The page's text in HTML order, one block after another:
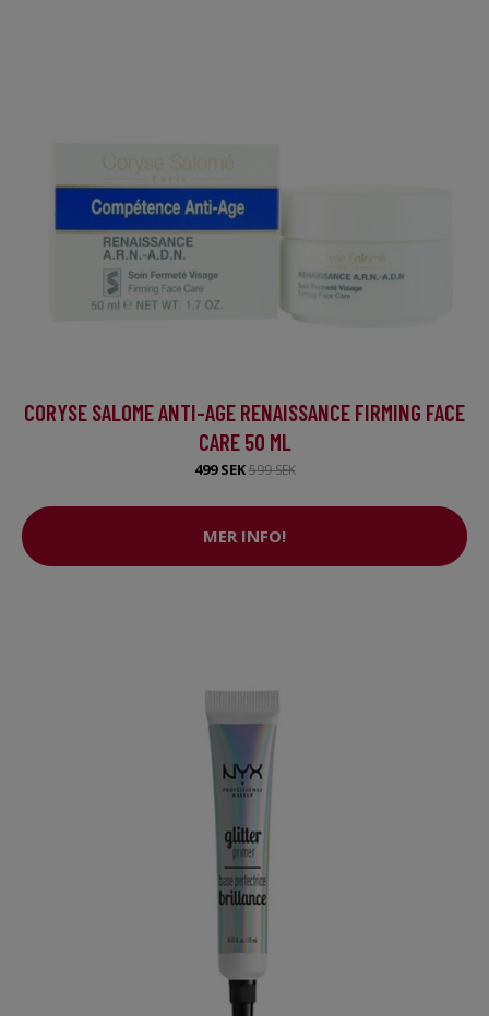
CORYSE SALOME ANTI-AGE RENAISSANCE FIRMING FACE
CARE 50 ML
499 SEK599 SEK
MER INFO!